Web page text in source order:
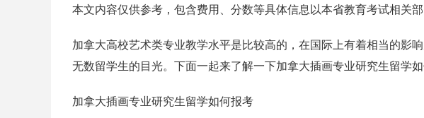
本文内容仅供参考，包含费用、分数等具体信息以本省教育考试相关
加拿大高校艺术类专业教学水平是比较高的，在国际上有着相当的影
无数留学生的目光。下面一起来了解一下加拿大插画专业研究生留学如
加拿大插画专业研究生留学如何报考